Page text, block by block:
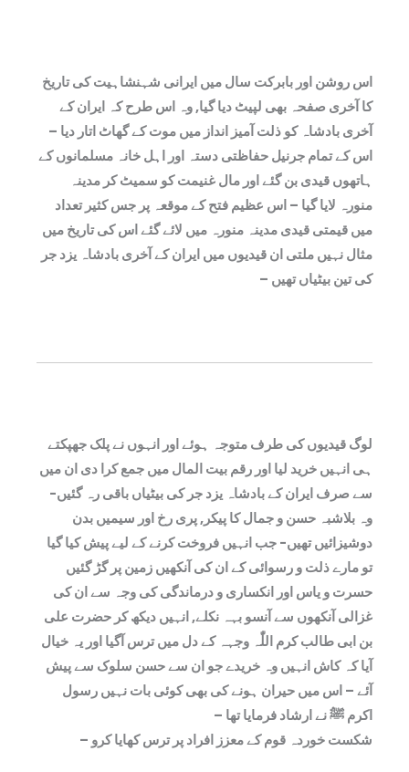
اس روشن اور بابرکت سال میں ایرانی شہنشاہیت کی تاریخ
کا آخری صفحہ بھی لپیٹ دیا گیا, وہ اس طرح کہ ایران کے
آخری بادشاہ کو ذلت آمیز انداز میں موت کے گھاٹ اتار دیا –
اس کے تمام جرنیل حفاظتی دستہ اور اہل خانہ مسلمانوں کے
ہاتھوں قیدی بن گئے اور مال غنیمت کو سمیٹ کر مدینہ
منورہ لایا گیا – اس عظیم فتح کے موقعہ پر جس کثیر تعداد
میں قیمتی قیدی مدینہ منورہ میں لائے گئے اس کی تاریخ میں
مثال نہیں ملتی ان قیدیوں میں ایران کے آخری بادشاہ یزد جر
کی تین بیٹیاں تھیں –
لوگ قیدیوں کی طرف متوجہ ہوئے اور انہوں نے پلک جھپکتے
ہی انہیں خرید لیا اور رقم بیت المال میں جمع کرا دی ان میں
سے صرف ایران کے بادشاہ یزد جر کی بیٹیاں باقی رہ گئیں-
وہ بلاشبہ حسن و جمال کا پیکر, پری رخ اور سیمیں بدن
دوشیزائیں تھیں- جب انہیں فروخت کرنے کے لیے پیش کیا گیا
تو مارے ذلت و رسوائی کے ان کی آنکھیں زمین پر گڑ گئیں
حسرت و یاس اور انکساری و درماندگی کی وجہ سے ان کی
غزالی آنکھوں سے آنسو بہہ نکلے, انہیں دیکھ کر حضرت علی
بن ابی طالب کرم اللّٰہ وجہہ کے دل میں ترس آگیا اور یہ خیال
آیا کہ کاش انہیں وہ خریدے جو ان سے حسن سلوک سے پیش
آئے – اس میں حیران ہونے کی بھی کوئی بات نہیں رسول
اکرم ﷺ نے ارشاد فرمایا تھا –
شکست خوردہ قوم کے معزز افراد پر ترس کھایا کرو –